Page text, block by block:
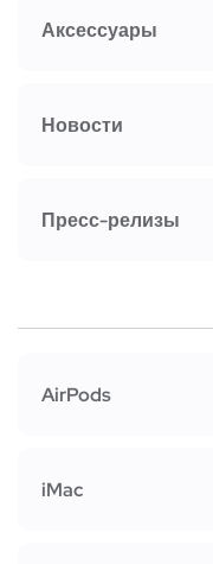
Аксессуары
Новости
Пресс-релизы
AirPods
iMac